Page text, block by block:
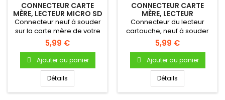
CONNECTEUR CARTE
MÈRE, LECTEUR MICRO SD
- NINTENDO SWITCH
Connecteur neuf à souder
sur la carte mère de votre
Nintendo Switch
5,99 €
Ajouter au panier
Détails
CONNECTEUR CARTE
MÈRE, LECTEUR
CARTOUCHE - NINTENDO
SWITCH
Connecteur du lecteur
cartouche, neuf à souder
sur la carte mère de votre...
5,99 €
Ajouter au panier
Détails